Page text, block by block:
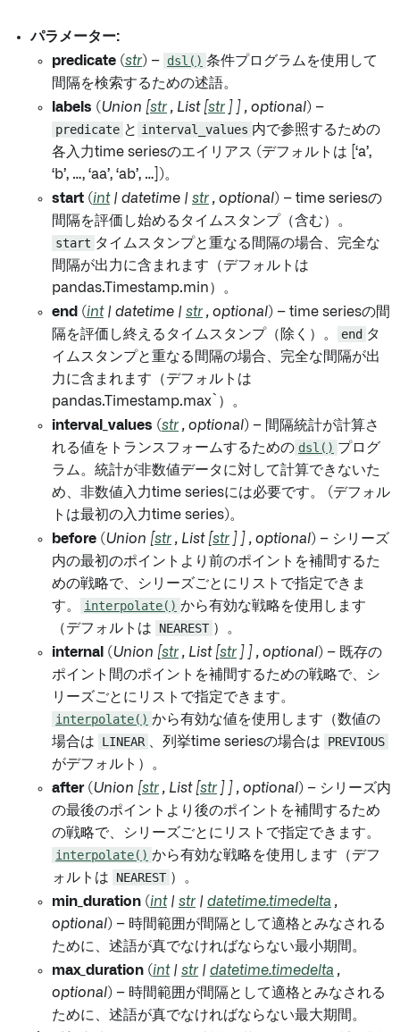
パラメーター:
predicate (str) – dsl() 条件プログラムを使用して
間隔を検索するための述語。
labels (Union [str , List [str ] ] , optional) –
predicate と interval_values 内で参照するための
各入力time seriesのエイリアス (デフォルトは [‘a’,
‘b’, …, ‘aa’, ‘ab’, …])。
start (int | datetime | str , optional) – time seriesの
間隔を評価し始めるタイムスタンプ（含む）。
start タイムスタンプと重なる間隔の場合、完全な
間隔が出力に含まれます（デフォルトは
pandas.Timestamp.min）。
end (int | datetime | str , optional) – time seriesの間
隔を評価し終えるタイムスタンプ（除く）。
end タ
イムスタンプと重なる間隔の場合、完全な間隔が出
力に含まれます（デフォルトは
pandas.Timestamp.max`）。
interval_values (str , optional) – 間隔統計が計算さ
れる値をトランスフォームするための dsl() プログ
ラム。統計が非数値データに対して計算できないた
め、非数値入力time seriesには必要です。 (デフォル
トは最初の入力time series)。
before (Union [str , List [str ] ] , optional) – シリーズ
内の最初のポイントより前のポイントを補間するた
めの戦略で、シリーズごとにリストで指定できま
す。
interpolate() から有効な戦略を使用します
（デフォルトは
NEAREST ）。
internal (Union [str , List [str ] ] , optional) – 既存の
ポイント間のポイントを補間するための戦略で、シ
リーズごとにリストで指定できます。
interpolate() から有効な値を使用します（数値の
場合は
LINEAR 、列挙time seriesの場合は
PREVIOUS
がデフォルト）。
after(Union [str , List [str ] ] , optional) – シリーズ内
の最後のポイントより後のポイントを補間するため
の戦略で、シリーズごとにリストで指定できます。
interpolate() から有効な戦略を使用します（デフ
ォルトは
NEAREST ）。
min_duration (int | str | datetime.timedelta ,
optional) – 時間範囲が間隔として適格とみなされる
ために、述語が真でなければならない最小期間。
max_duration (int | str | datetime.timedelta ,
optional) – 時間範囲が間隔として適格とみなされる
ために、述語が真でなければならない最大期間。